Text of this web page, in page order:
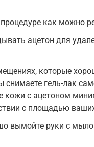
как можно
ацетон для
которые
гель-лак
кожи с ацетоном
с площадью
вымойте руки с